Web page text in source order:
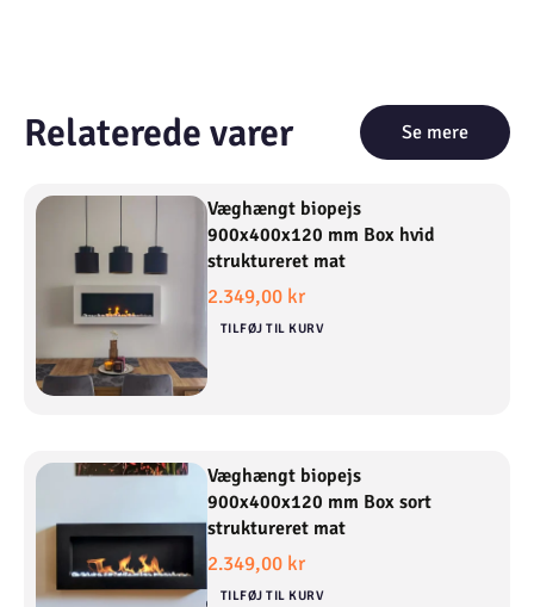
Relaterede varer Se mere
Væghængt biopejs
900x400x120 mm Box hvid
struktureret mat
2.349,00 kr
TILFØJ TIL KURV
Væghængt biopejs
900x400x120 mm Box sort
struktureret mat
2.349,00 kr
TILFØJ TIL KURV